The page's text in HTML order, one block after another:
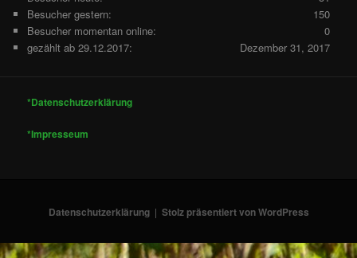
150
Besucher gestern:
0
Besucher momentan online:
Dezember 31, 2017
gezählt ab 29.12.2017:
*Datenschutzerklärung
*Impresseum
Datenschutzerklärung Stolz präsentiert von WordPress